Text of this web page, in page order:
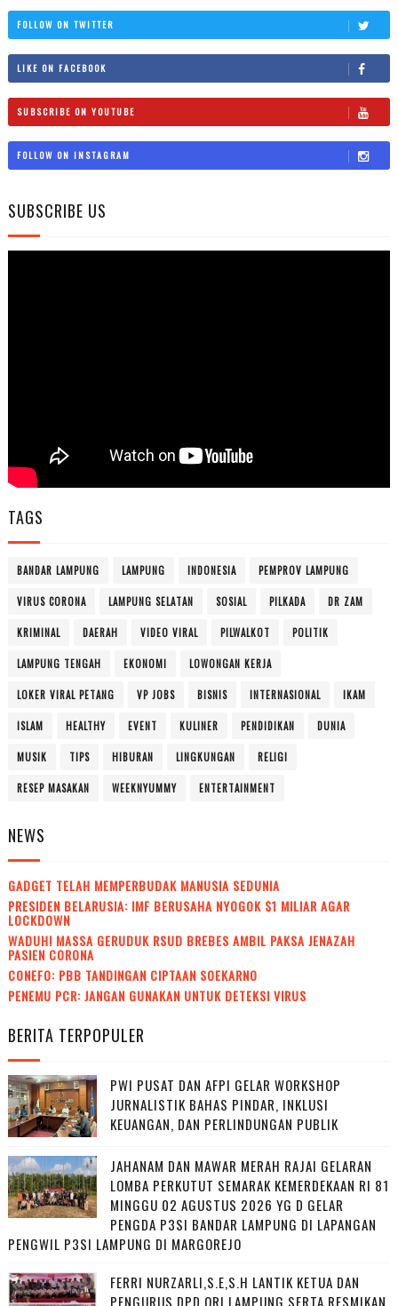
FOLLOW ON TWITTER
LIKE ON FACEBOOK
SUBSCRIBE ON YOUTUBE
FOLLOW ON INSTAGRAM
SUBSCRIBE US
TAGS
BANDAR LAMPUNG LAMPUNG INDONESIA PEMPROV LAMPUNG
VIRUS CORONA LAMPUNG SELATAN SOSIAL PILKADA DR ZAM
KRIMINAL DAERAH VIDEO VIRAL PILWALKOT POLITIK
LAMPUNG TENGAH EKONOMI LOWONGAN KERJA
LOKER VIRAL PETANG VP JOBS BISNIS INTERNASIONAL IKAM
ISLAM HEALTHY EVENT KULINER PENDIDIKAN DUNIA
MUSIK TIPS HIBURAN LINGKUNGAN RELIGI
RESEP MASAKAN WEEKNYUMMY ENTERTAINMENT
NEWS
GADGET TELAH MEMPERBUDAK MANUSIA SEDUNIA
PRESIDEN BELARUSIA: IMF BERUSAHA NYOGOK $1 MILIAR AGAR
LOCKDOWN
WADUH! MASSA GERUDUK RSUD BREBES AMBIL PAKSA JENAZAH
PASIEN CORONA
CONEFO: PBB TANDINGAN CIPTAAN SOEKARNO
PENEMU PCR: JANGAN GUNAKAN UNTUK DETEKSI VIRUS
BERITA TERPOPULER
PWI PUSAT DAN AFPI GELAR WORKSHOP
JURNALISTIK BAHAS PINDAR, INKLUSI
KEUANGAN, DAN PERLINDUNGAN PUBLIK
JAHANAM DAN MAWAR MERAH RAJAI GELARAN
LOMBA PERKUTUT SEMARAK KEMERDEKAAN RI 81
MINGGU 02 AGUSTUS 2026 YG D GELAR
PENGDA P3SI BANDAR LAMPUNG DI LAPANGAN
PENGWIL P3SI LAMPUNG DI MARGOREJO
FERRI NURZARLI,S.E,S.H LANTIK KETUA DAN
PENGURUS DPD ORI LAMPUNG SERTA RESMIKAN